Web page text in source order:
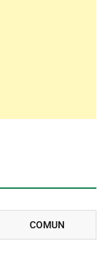
COMUN